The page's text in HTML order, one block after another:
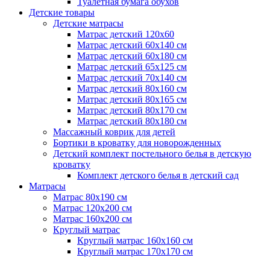
Детские товары
Детские матрасы
Матрас детский 120х60
Матрас детский 60х140 см
Матрас детский 60х180 см
Матрас детский 65х125 см
Матрас детский 70х140 см
Матрас детский 80х160 см
Матрас детский 80х165 см
Матрас детский 80х170 см
Матрас детский 80х180 см
Массажный коврик для детей
Бортики в кроватку для новорожденных
Детский комплект постельного белья в детскую
кроватку
Комплект детского белья в детский сад
Матрасы
Матрас 80х190 см
Матраc 120х200 см
Матрас 160х200 см
Круглый матрас
Круглый матрас 160х160 см
Круглый матрас 170х170 см